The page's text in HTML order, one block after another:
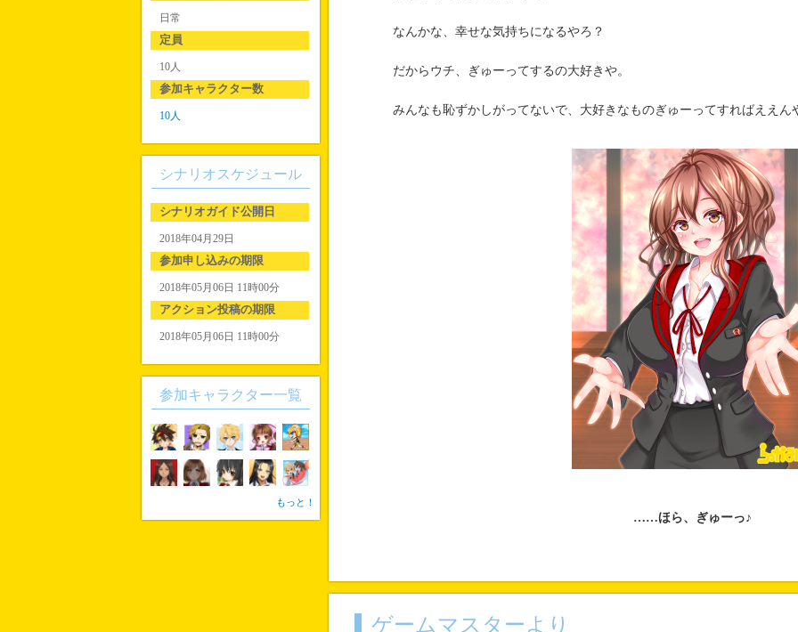
なんかな、幸せな気持ちになるやろ？
だからウチ、ぎゅーってするの大好きや。
みんなも恥ずかしがってないで、大好きなものぎゅーってすればええん
……ほら、ぎゅーっ♪
ゲームマスターより
日常
定員
10人
参加キャラクター数
10人
シナリオスケジュール
シナリオガイド公開日
2018年04月29日
参加申し込みの期限
2018年05月06日 11時00分
アクション投稿の期限
2018年05月06日 11時00分
参加キャラクター一覧
もっと！